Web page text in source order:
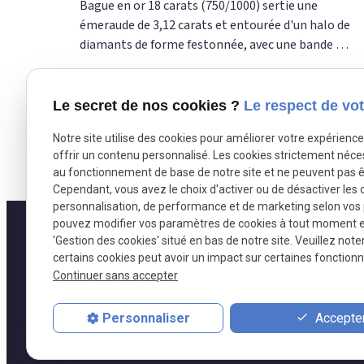
Bague en or 18 carats (750/1000) sertie une
émeraude de 3,12 carats et entourée d'un halo de
diamants de forme festonnée, avec une bande de
diamant sur le corps de la bague de part et
grammes et le poids total de diamants est de
en or jaune ou en or gris. la pierre centrale peut
être remplacée par un saphir, un rubis, ou même
un diamant taille émeraude. Cette bague a été
réalisée dans notre atelier selon les techniques
traditionnelles de la joaillerie. Or-Gemmes 127,
rue du Temple 75003 Paris
Le secret de nos cookies ? Le respect de
Notre site utilise des cookies pour améliorer votre
offrir un contenu personnalisé. Les cookies strictement
au fonctionnement de base de notre site et ne peuvent pas
Cependant, vous avez le choix d'activer ou de désactiver les
personnalisation, de performance et de marketing selon vos
pouvez modifier vos paramètres de cookies à tout moment
'Gestion des cookies' situé en bas de notre site. Veuillez
certains cookies peut avoir un impact sur certaines
Continuer sans accepter
Personnaliser